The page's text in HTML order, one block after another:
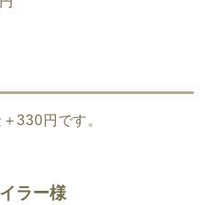
330円です。
ラー様